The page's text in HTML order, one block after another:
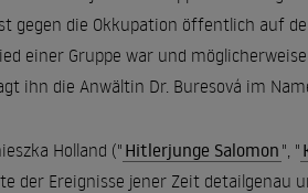
gegen die Okkupation öffentlich auf
einer Gruppe war und
ihn die Anwältin Dr. Buresová im
Holland ("Hitlerjunge Salomon ", "
der Ereignisse jener Zeit detailgenau